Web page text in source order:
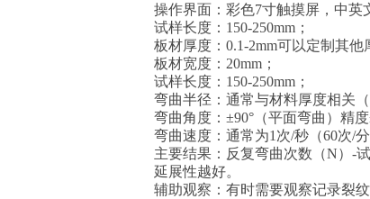
操作界面：彩色7寸触摸屏，中英
试样长度 ： 150-250mm ；
板材厚度： 0.1-2mm可以定制其他
板材宽度： 20mm ；
试样长度： 150-250mm ；
弯曲半径：‌通常与材料厚度相关
弯曲角度：‌±90°（平面弯曲）精度
弯曲速度：‌通常为1次/秒（60次/分
主要结果：‌‌反复弯曲次数（N）‌-
延展性越好。
辅助观察：‌有时需要观察记录裂